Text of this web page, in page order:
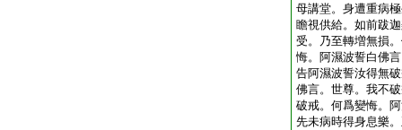
母講堂。身遭重病
瞻視供給。如前跋
受。乃至轉増無損
悔。阿濕波誓白佛
告阿濕波誓汝得無
佛言。世尊。我不
破戒。何爲變悔。
先未病時得身息樂